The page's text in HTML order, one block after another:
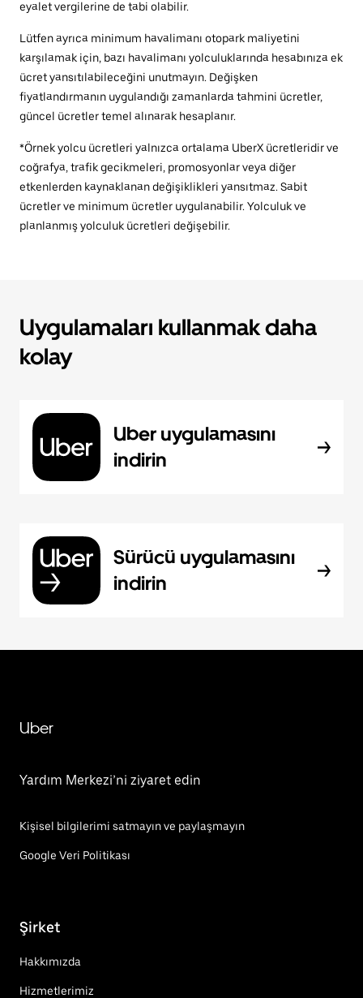
eyalet vergilerine de tabi olabilir.
Lütfen ayrıca minimum havalimanı otopark maliyetini
karşılamak için, bazı havalimanı yolculuklarında hesabınıza ek
ücret yansıtılabileceğini unutmayın. Değişken
fiyatlandırmanın uygulandığı zamanlarda tahmini ücretler,
güncel ücretler temel alınarak hesaplanır.
*Örnek yolcu ücretleri yalnızca ortalama UberX ücretleridir ve
coğrafya, trafik gecikmeleri, promosyonlar veya diğer
etkenlerden kaynaklanan değişiklikleri yansıtmaz. Sabit
ücretler ve minimum ücretler uygulanabilir. Yolculuk ve
planlanmış yolculuk ücretleri değişebilir.
Uygulamaları kullanmak daha
kolay
Uber uygulamasını
indirin
Sürücü uygulamasını
indirin
Uber
Yardım Merkezi’ni ziyaret edin
Kişisel bilgilerimi satmayın ve paylaşmayın
Google Veri Politikası
Şirket
Hakkımızda
Hizmetlerimiz